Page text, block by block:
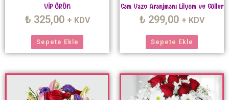
VİP ÜRÜN
₺ 325,00 + KDV
Sepete Ekle
Cam Vazo Aranjmanı Lilyum ve Güller
₺ 299,00 + KDV
Sepete Ekle